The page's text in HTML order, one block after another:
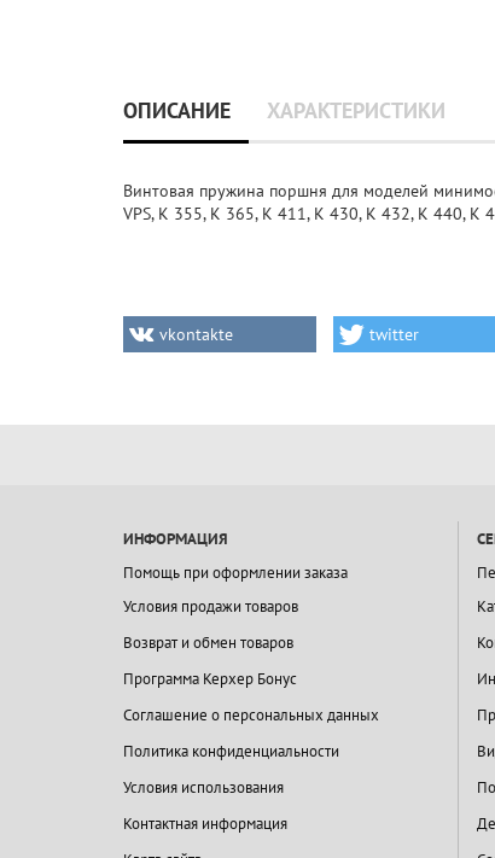
ОПИСАНИЕ ХАРАКТЕРИСТИКИ
Винтовая пружина поршня для моделей
VPS, K 355, K 365, K 411, K 430, K 432, K 440, K
vkontakte twitter
ИНФОРМАЦИЯ
Помощь при оформлении заказа
Условия продажи товаров
Возврат и обмен товаров
Программа Керхер Бонус
Соглашение о персональных данных
Политика конфиденциальности
Условия использования
Контактная информация